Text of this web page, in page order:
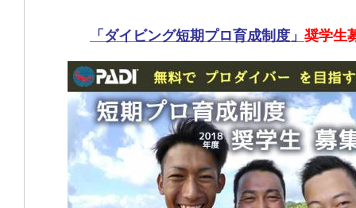
「ダイビング短期プロ育成制度」 奨学生